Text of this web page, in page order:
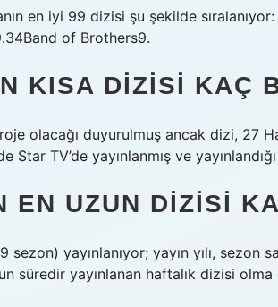
en iyi 99 dizisi şu şekilde
of Brothers9.
KISA DIZISI KAÇ
olacağı duyurulmuş ancak dizi, 27
Star TV’de yayınlanmış ve
EN UZUN DIZISI
sezon) yayınlanıyor; yayın yılı, sezon
süredir yayınlanan haftalık dizisi olma